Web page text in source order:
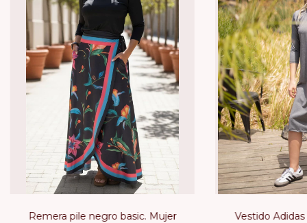
Remera pile negro basic. Mujer Vestido